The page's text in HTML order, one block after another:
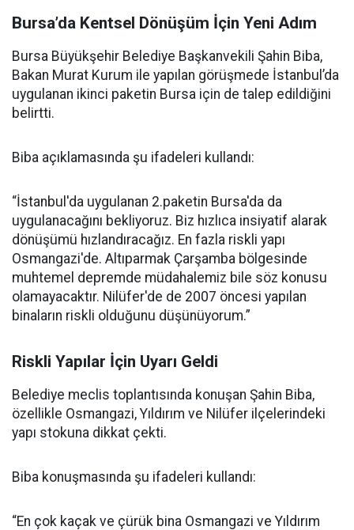
Bursa’da Kentsel Dönüşüm İçin Yeni Adım
Bursa Büyükşehir Belediye Başkanvekili Şahin Biba,
Bakan Murat Kurum ile yapılan görüşmede İstanbul’da
uygulanan ikinci paketin Bursa için de talep edildiğini
belirtti.
Biba açıklamasında şu ifadeleri kullandı:
“İstanbul'da uygulanan 2.paketin Bursa'da da
uygulanacağını bekliyoruz. Biz hızlıca insiyatif alarak
dönüşümü hızlandıracağız. En fazla riskli yapı
Osmangazi'de. Altıparmak Çarşamba bölgesinde
muhtemel depremde müdahalemiz bile söz konusu
olamayacaktır. Nilüfer'de de 2007 öncesi yapılan
binaların riskli olduğunu düşünüyorum.”
Riskli Yapılar İçin Uyarı Geldi
Belediye meclis toplantısında konuşan Şahin Biba,
özellikle Osmangazi, Yıldırım ve Nilüfer ilçelerindeki
yapı stokuna dikkat çekti.
Biba konuşmasında şu ifadeleri kullandı:
“En çok kaçak ve çürük bina Osmangazi ve Yıldırım